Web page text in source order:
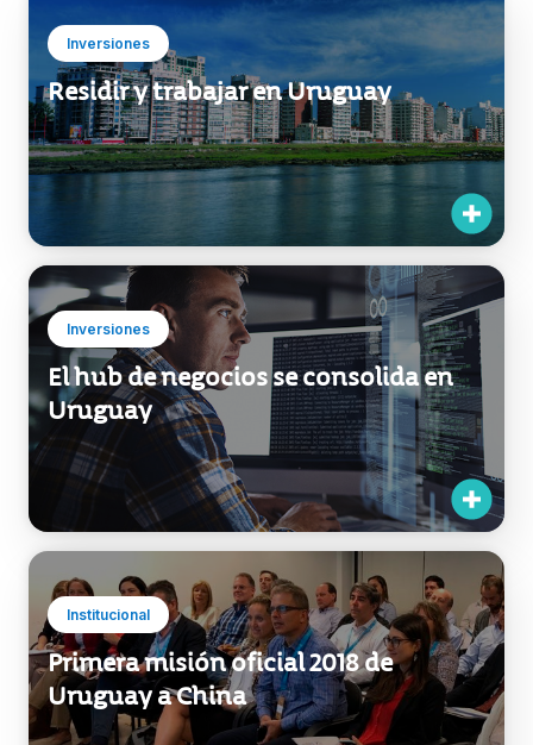
Inversiones
Residir y trabajar en Uruguay
Inversiones
El hub de negocios se consolida en
Uruguay
Institucional
Primera misión oficial 2018 de
Uruguay a China